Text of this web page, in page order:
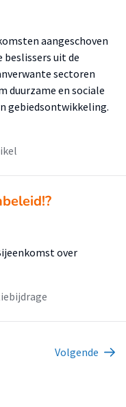
aangeschoven
beslissers uit de
sectoren
duurzame en sociale
gebiedsontwikkeling.
over
Volgende